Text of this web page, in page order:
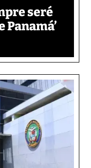
seré
Panamá’